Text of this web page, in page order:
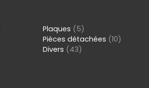
Plaques (5)
Pièces détachées (10)
Divers (43)